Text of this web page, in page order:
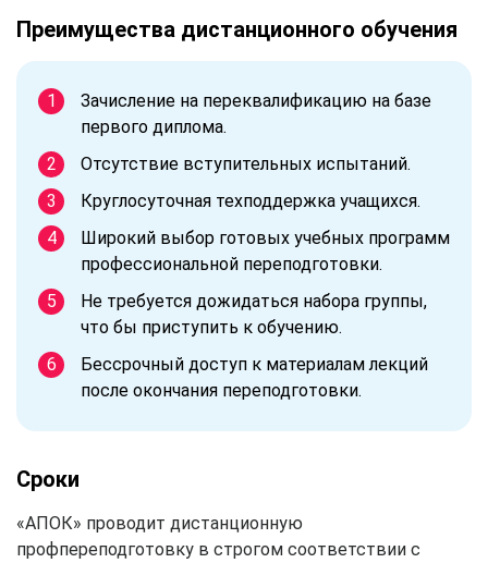
Преимущества дистанционного обучения
Зачисление на переквалификацию на базе
первого диплома.
Отсутствие вступительных испытаний.
Круглосуточная техподдержка учащихся.
Широкий выбор готовых учебных программ
профессиональной переподготовки.
Не требуется дожидаться набора группы,
что бы приступить к обучению.
Бессрочный доступ к материалам лекций
после окончания переподготовки.
Сроки
«АПОК» проводит дистанционную
профпереподготовку в строгом соответствии с